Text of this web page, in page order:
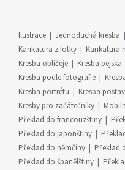
Ilustrace Jednoduchá kresba
Karikatura z fotky
Karikatura
Kresba obličeje
Kresba pejska
Kresba podle fotografie
Kresba portrétu
Kresba
Kresby pro začátečníky
Překlad do francouzštiny
Překlad do japonštiny
Překlad do němčiny
Překlad
Překlad do španělštiny